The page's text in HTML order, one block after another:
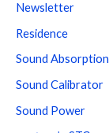
Newsletter
Residence
Sound Absorption
Sound Calibrator
Sound Power